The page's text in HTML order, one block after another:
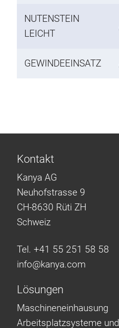
NUTENSTEIN
LEICHT
GEWINDEEINSATZ
Kontakt
Kanya AG
Neuhofstrasse 9
CH-8630 Rüti ZH
Schweiz
Tel. +41 55 251 58 58
info@kanya.com
Lösungen
Maschineneinhausung
Arbeitsplatzsysteme